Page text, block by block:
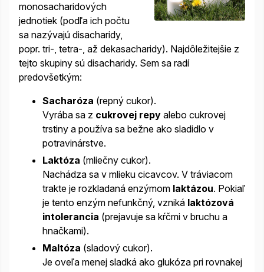
monosacharidových
jednotiek (podľa ich počtu
sa nazývajú disacharidy,
popr. tri-, tetra-, až dekasacharidy). Najdôležitejšie z
tejto skupiny sú disacharidy. Sem sa radí
predovšetkým:
Sacharóza (repný cukor).
Vyrába sa z cukrovej repy alebo cukrovej
trstiny a používa sa bežne ako sladidlo v
potravinárstve.
Laktóza (mliečny cukor).
Nachádza sa v mlieku cicavcov. V tráviacom
trakte je rozkladaná enzýmom laktázou. Pokiaľ
je tento enzým nefunkčný, vzniká laktózová
intolerancia (prejavuje sa kŕčmi v bruchu a
hnačkami).
Maltóza (sladový cukor).
Je oveľa menej sladká ako glukóza pri rovnakej